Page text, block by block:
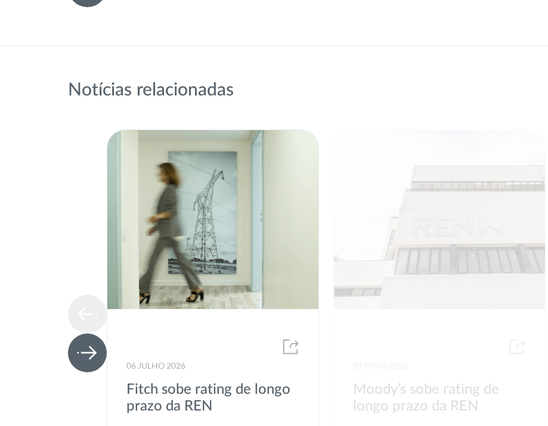
Notícias relacionadas
06 JULHO 2026
Fitch sobe rating de longo
prazo da REN
Moody’s sobe rating de
longo prazo da REN